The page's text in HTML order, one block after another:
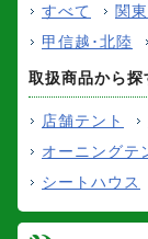
すべて 関東
甲信越･北陸
取扱商品から探
店舗テント
オーニングテ
シートハウス